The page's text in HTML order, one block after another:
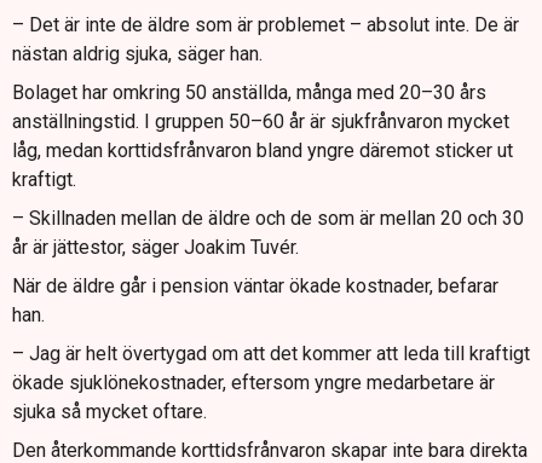
karensavdrag, som de menar skulle driva upp frånvaron
ytterligare.
Osäkerheten kring sjuklönekostnader gör att företag
skjuter upp expansion, väljer bemanningsföretag och ser
varje nyanställning som en risk.
– Det är inte de äldre som är problemet – absolut inte. De är
nästan aldrig sjuka, säger han.
Bolaget har omkring 50 anställda, många med 20–30 års
anställningstid. I gruppen 50–60 år är sjukfrånvaron mycket
låg, medan korttidsfrånvaron bland yngre däremot sticker ut
kraftigt.
– Skillnaden mellan de äldre och de som är mellan 20 och 30
år är jättestor, säger Joakim Tuvér.
När de äldre går i pension väntar ökade kostnader, befarar
han.
– Jag är helt övertygad om att det kommer att leda till kraftigt
ökade sjuklönekostnader, eftersom yngre medarbetare är
sjuka så mycket oftare.
Den återkommande korttidsfrånvaron skapar inte bara direkta